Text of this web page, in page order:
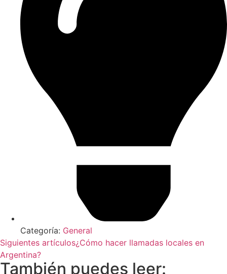
Categoría: General
Siguientes artículos¿Cómo hacer llamadas locales en
Argentina?
También puedes leer: